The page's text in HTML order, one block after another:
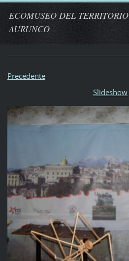
ECOMUSEO DEL TERRITORIO
AURUNCO
Precedente
Slideshow